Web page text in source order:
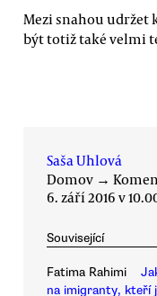
Mezi snahou udržet
být totiž také velmi
Saša Uhlová
Domov →
6. září 2016 v
Související
Fatima Rahimi
na imigranty, kteří